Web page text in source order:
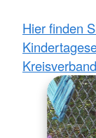
Hier finden